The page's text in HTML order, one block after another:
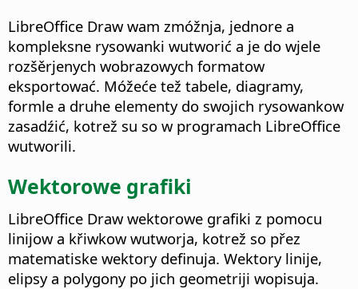
LibreOffice Draw wam zmóžnja, jednore a
kompleksne rysowanki wutworić a je do wjele
rozšěrjenych wobrazowych formatow
eksportować. Móžeće tež tabele, diagramy,
formle a druhe elementy do swojich rysowankow
zasadźić, kotrež su so w programach LibreOffice
wutworili.
Wektorowe grafiki
LibreOffice Draw wektorowe grafiki z pomocu
linijow a křiwkow wutworja, kotrež so přez
matematiske wektory definuja. Wektory linije,
elipsy a polygony po jich geometriji wopisuja.